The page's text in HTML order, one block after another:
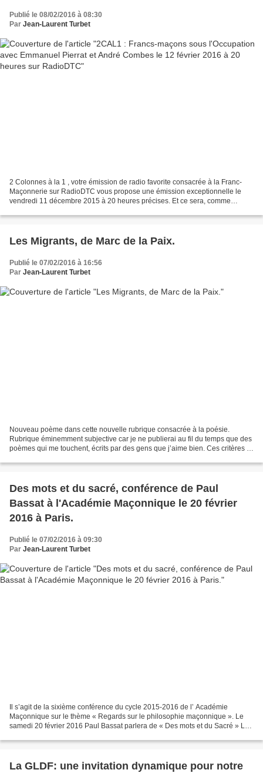
Publié le 08/02/2016 à 08:30
Par Jean-Laurent Turbet
2 Colonnes à la 1 , votre émission de radio favorite consacrée à la Franc-
Maçonnerie sur RadioDTC vous propose une émission exceptionnelle le
vendredi 11 décembre 2015 à 20 heures précises. Et ce sera, comme
Les Migrants, de Marc de la Paix.
Publié le 07/02/2016 à 16:56
Par Jean-Laurent Turbet
Nouveau poème dans cette nouvelle rubrique consacrée à la poésie.
Rubrique éminemment subjective car je ne publierai au fil du temps que des
poèmes qui me touchent, écrits par des gens que j’aime bien. Ces critères là
Des mots et du sacré, conférence de Paul
Bassat à l'Académie Maçonnique le 20 février
2016 à Paris.
Publié le 07/02/2016 à 09:30
Par Jean-Laurent Turbet
Il s’agit de la sixième conférence du cycle 2015-2016 de l’ Académie
Maçonnique sur le thème « Regards sur le philosophie maçonnique ». Le
samedi 20 février 2016 Paul Bassat parlera de « Des mots et du Sacré » La
La GLDF: une invitation dynamique pour notre